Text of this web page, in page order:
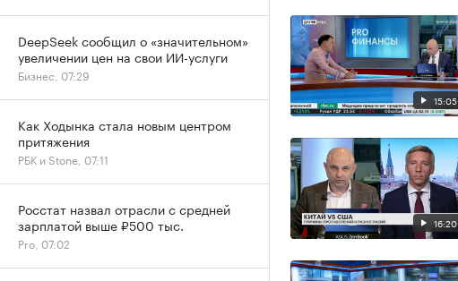
15:05
16:20
DeepSeek сообщил о «значительном»
увеличении цен на свои ИИ-услуги
Бизнес, 07:29
Как Ходынка стала новым центром
притяжения
РБК и Stone, 07:11
Росстат назвал отрасли с средней
зарплатой выше ₽500 тыс.
Pro, 07:02